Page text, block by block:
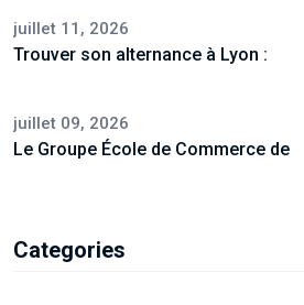
juillet 11, 2026
Trouver son alternance à Lyon :
juillet 09, 2026
Le Groupe École de Commerce de
Categories